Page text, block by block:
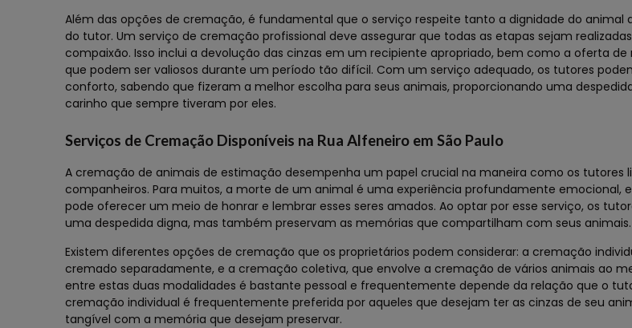
Além das opções de cremação, é fundamental que o serviço respeite tanto a dignidade do animal
do tutor. Um serviço de cremação profissional deve assegurar que todas as etapas sejam
compaixão. Isso inclui a devolução das cinzas em um recipiente apropriado, bem como a oferta
que podem ser valiosos durante um período tão difícil. Com um serviço adequado, os tutores
conforto, sabendo que fizeram a melhor escolha para seus animais, proporcionando uma
carinho que sempre tiveram por eles.
Serviços de Cremação Disponíveis na Rua Alfeneiro em São Paulo
A cremação de animais de estimação desempenha um papel crucial na maneira como os tutores
companheiros. Para muitos, a morte de um animal é uma experiência profundamente emocional,
pode oferecer um meio de honrar e lembrar esses seres amados. Ao optar por esse serviço, os
uma despedida digna, mas também preservam as memórias que compartilham com seus animais.
Existem diferentes opções de cremação que os proprietários podem considerar: a cremação
cremado separadamente, e a cremação coletiva, que envolve a cremação de vários animais ao
entre estas duas modalidades é bastante pessoal e frequentemente depende da relação que o
cremação individual é frequentemente preferida por aqueles que desejam ter as cinzas de seu
tangível com a memória que desejam preservar.